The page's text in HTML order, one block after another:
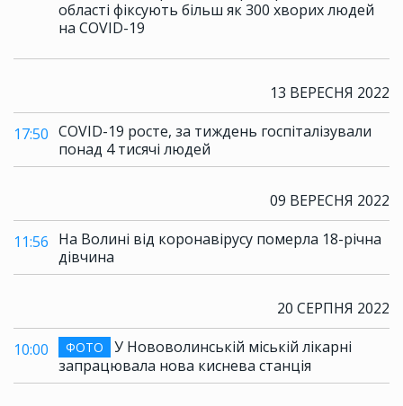
області фіксують більш як 300 хворих людей
на COVID-19
13 ВЕРЕСНЯ 2022
17:50 COVID-19 росте, за тиждень госпіталізували
понад 4 тисячі людей
09 ВЕРЕСНЯ 2022
11:56 На Волині від коронавірусу померла 18-річна
дівчина
20 СЕРПНЯ 2022
10:00 ФОТО
У Нововолинській міській лікарні
запрацювала нова киснева станція